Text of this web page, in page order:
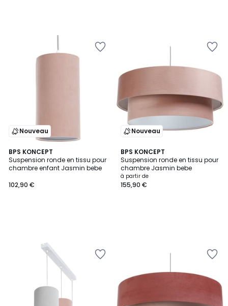
Nouveau
BPS KONCEPT
Suspension ronde en tissu pour
chambre enfant Jasmin bebe
102,90 €
Nouveau
BPS KONCEPT
Suspension ronde en tissu pour
chambre Jasmin bebe
à partir de
155,90 €